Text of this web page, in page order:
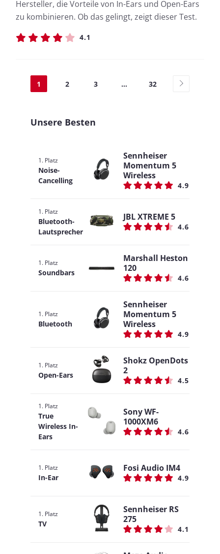
Hersteller, die Vorteile von In-Ears und Open-Ears
zu kombinieren. Ob das gelingt, zeigt dieser Test.
4.1
1 2 3 ... 32
Unsere Besten
1. Platz
Noise-
Cancelling
Sennheiser
Momentum 5
Wireless
4.9
1. Platz
Bluetooth-
Lautsprecher
JBL XTREME 5
4.6
1. Platz
Soundbars
Marshall Heston
120
4.6
1. Platz
Bluetooth
Sennheiser
Momentum 5
Wireless
4.9
1. Platz
Open-Ears
Shokz OpenDots
2
4.5
1. Platz
True
Wireless In-
Ears
Sony WF-
1000XM6
4.6
1. Platz
In-Ear
Fosi Audio IM4
4.9
1. Platz
TV
Sennheiser RS
275
4.1